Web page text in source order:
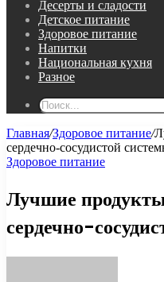
Десерты и сладости
Детское питание
Здоровое питание
Напитки
Национальная кухня
Разное
Главная/Здоровое питание/
сердечно-сосудистой
Здоровое питание
Лучшие
сердечно-